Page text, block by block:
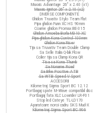
Maxxis Advantage 26" x 2.40 (x1)
Maxxis Ignitor 26" x 2.10 (x2)
DIVERSE COMPONENTE
Ghidon Truvativ Stylo Team Flat
Pipa ghidon Funn XC HS 90mm
Coarne ghidon Promax BE-315
Ghidon Amoeba Borla M310 XC
Pipa ghidon Kona Control 100mm
Ghidon Kona Riser
Tija sa Truvativ Team Double Clamp
Sa Selle Italia Q-bik Flow
Colier tija sa Clamp Kona QR
Tisa sa Kona Thumb
Sa Noname Road
Sa Bike Positive ATB
Sa WTB Speed V Sport
ACCESORII
Kilometraj Sigma Sport BC 12.12
Portbagaj spate M-Wave compatibil disc
Portbagaj fata XLC Lowrider LR-F01
Stop led Cateye TL-LD170
Aparatoare noroi cadru SKS Mud-X
Kilometraj Sigma Sport BC 906